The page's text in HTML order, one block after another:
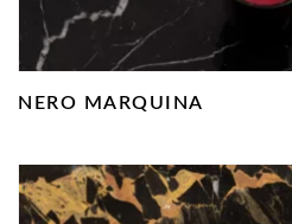
NERO MARQUINA